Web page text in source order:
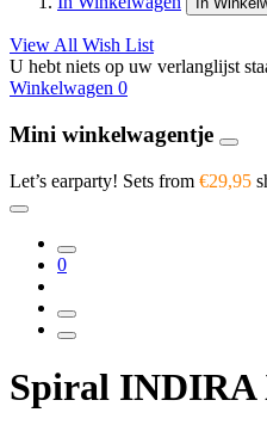
View All Wish List
U hebt niets op uw verlanglijst
Winkelwagen 0
Mini winkelwagentje
Let’s earparty! Sets from €29,95
0
Spiral INDIRA